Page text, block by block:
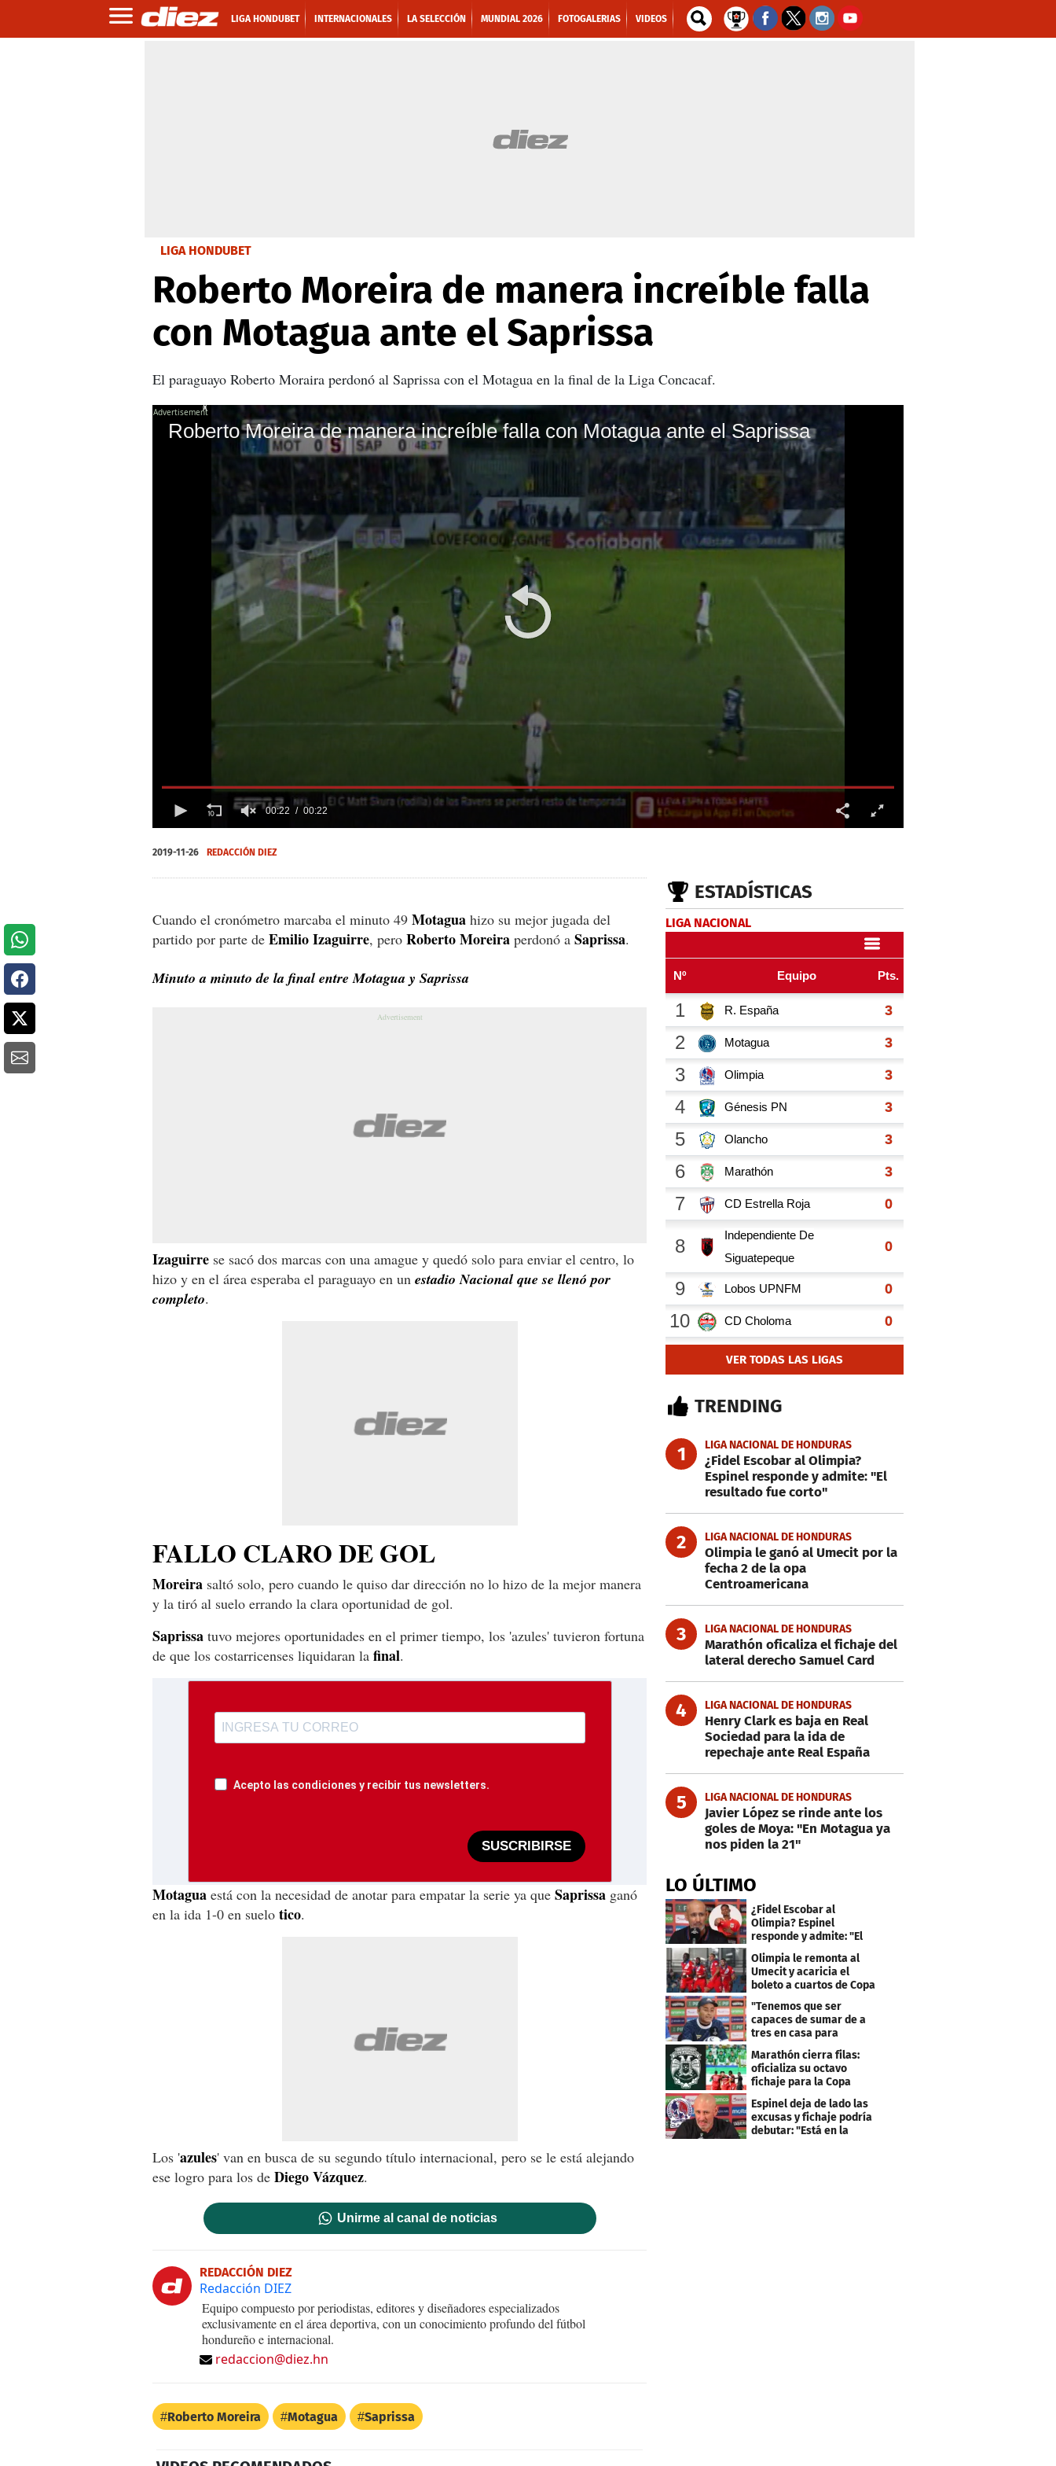
LIGA HONDUBET INTERNACIONALES LA SELECCIÓN MUNDIAL 2026 FOTOGALERIAS VIDEOS
LIGA HONDUBET
Roberto Moreira de manera increíble falla
con Motagua ante el Saprissa
El paraguayo Roberto Moraira perdonó al Saprissa con el Motagua en la final de la Liga Concacaf.
Roberto Moreira de manera increíble falla con Motagua ante el Saprissa
of
22
00:22 00:22
X
2019-11-26 REDACCIÓN DIEZ
Cuando el cronómetro marcaba el minuto 49 Motagua hizo su mejor jugada del
partido por parte de Emilio Izaguirre, pero Roberto Moreira perdonó a Saprissa.
Minuto a minuto de la final entre Motagua y Saprissa
Izaguirre se sacó dos marcas con una amague y quedó solo para enviar el centro, lo
hizo y en el área esperaba el paraguayo en un estadio Nacional que se llenó por
completo.
FALLO CLARO DE GOL
Moreira saltó solo, pero cuando le quiso dar dirección no lo hizo de la mejor manera
y la tiró al suelo errando la clara oportunidad de gol.
Saprissa tuvo mejores oportunidades en el primer tiempo, los 'azules' tuvieron fortuna
de que los costarricenses liquidaran la final.
Acepto las condiciones y recibir tus newsletters.
SUSCRIBIRSE
Motagua está con la necesidad de anotar para empatar la serie ya que Saprissa ganó
en la ida 1-0 en suelo tico.
Los 'azules' van en busca de su segundo título internacional, pero se le está alejando
ese logro para los de Diego Vázquez.
Unirme al canal de noticias
REDACCIÓN DIEZ
Redacción DIEZ
Equipo compuesto por periodistas, editores y diseñadores especializados
exclusivamente en el área deportiva, con un conocimiento profundo del fútbol
hondureño e internacional.
redaccion@diez.hn
Roberto Moreira Motagua Saprissa
ESTADÍSTICAS
LIGA NACIONAL
VER TODAS LAS LIGAS
TRENDING
1 LIGA NACIONAL DE HONDURAS
¿Fidel Escobar al Olimpia?
Espinel responde y admite: "El
resultado fue corto"
2 LIGA NACIONAL DE HONDURAS
Olimpia le ganó al Umecit por la
fecha 2 de la opa
Centroamericana
3 LIGA NACIONAL DE HONDURAS
Marathón oficaliza el fichaje del
lateral derecho Samuel Card
4 LIGA NACIONAL DE HONDURAS
Henry Clark es baja en Real
Sociedad para la ida de
repechaje ante Real España
5 LIGA NACIONAL DE HONDURAS
Javier López se rinde ante los
goles de Moya: "En Motagua ya
nos piden la 21"
LO ÚLTIMO
¿Fidel Escobar al
Olimpia? Espinel
responde y admite: "El
resultado fue corto"
Olimpia le remonta al
Umecit y acaricia el
boleto a cuartos de Copa
"Tenemos que ser
capaces de sumar de a
tres en casa para
asegurar la
clasificación"
Marathón cierra filas:
oficializa su octavo
fichaje para la Copa
Centroamericana
Espinel deja de lado las
excusas y fichaje podría
debutar: "Está en la